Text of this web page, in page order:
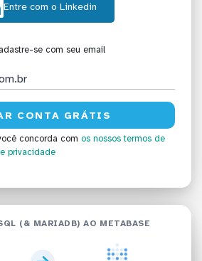
Entre com o Linkedin
se com seu email
concorda com os nossos termos de
privacidade
(& MARIADB) AO METABASE